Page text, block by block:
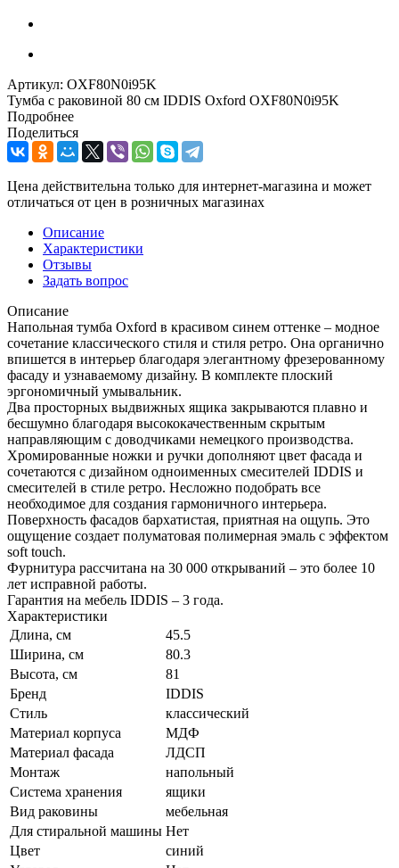
Артикул: OXF80N0i95K
Тумба с раковиной 80 см IDDIS Oxford OXF80N0i95K
Подробнее
Поделиться
Цена действительна только для интернет-магазина и может
отличаться от цен в розничных магазинах
Описание
Характеристики
Отзывы
Задать вопрос
Описание
Напольная тумба Oxford в красивом синем оттенке – модное
сочетание классического стиля и стиля ретро. Она органично
впишется в интерьер благодаря элегантному фрезерованному
фасаду и узнаваемому дизайну. В комплекте плоский
эргономичный умывальник.
Два просторных выдвижных ящика закрываются плавно и
бесшумно благодаря высококачественным скрытым
направляющим с доводчиками немецкого производства.
Хромированные ножки и ручки дополняют цвет фасада и
сочетаются с дизайном одноименных смесителей IDDIS и
смесителей в стиле ретро. Несложно подобрать все
необходимое для создания гармоничного интерьера.
Поверхность фасадов бархатистая, приятная на ощупь. Это
ощущение создает полуматовая полимерная эмаль с эффектом
soft touch.
Фурнитура рассчитана на 30 000 открываний – это более 10
лет исправной работы.
Гарантия на мебель IDDIS – 3 года.
Характеристики
Длина, см
45.5
Ширина, см
80.3
Высота, см
81
Бренд
IDDIS
Стиль
классический
Материал корпуса
МДФ
Материал фасада
ЛДСП
Монтаж
напольный
Система хранения
ящики
Вид раковины
мебельная
Для стиральной машины Нет
Цвет
синий